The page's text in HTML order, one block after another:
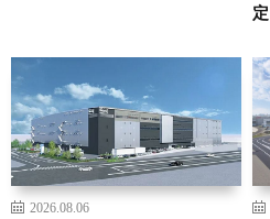
定
2026.08.06